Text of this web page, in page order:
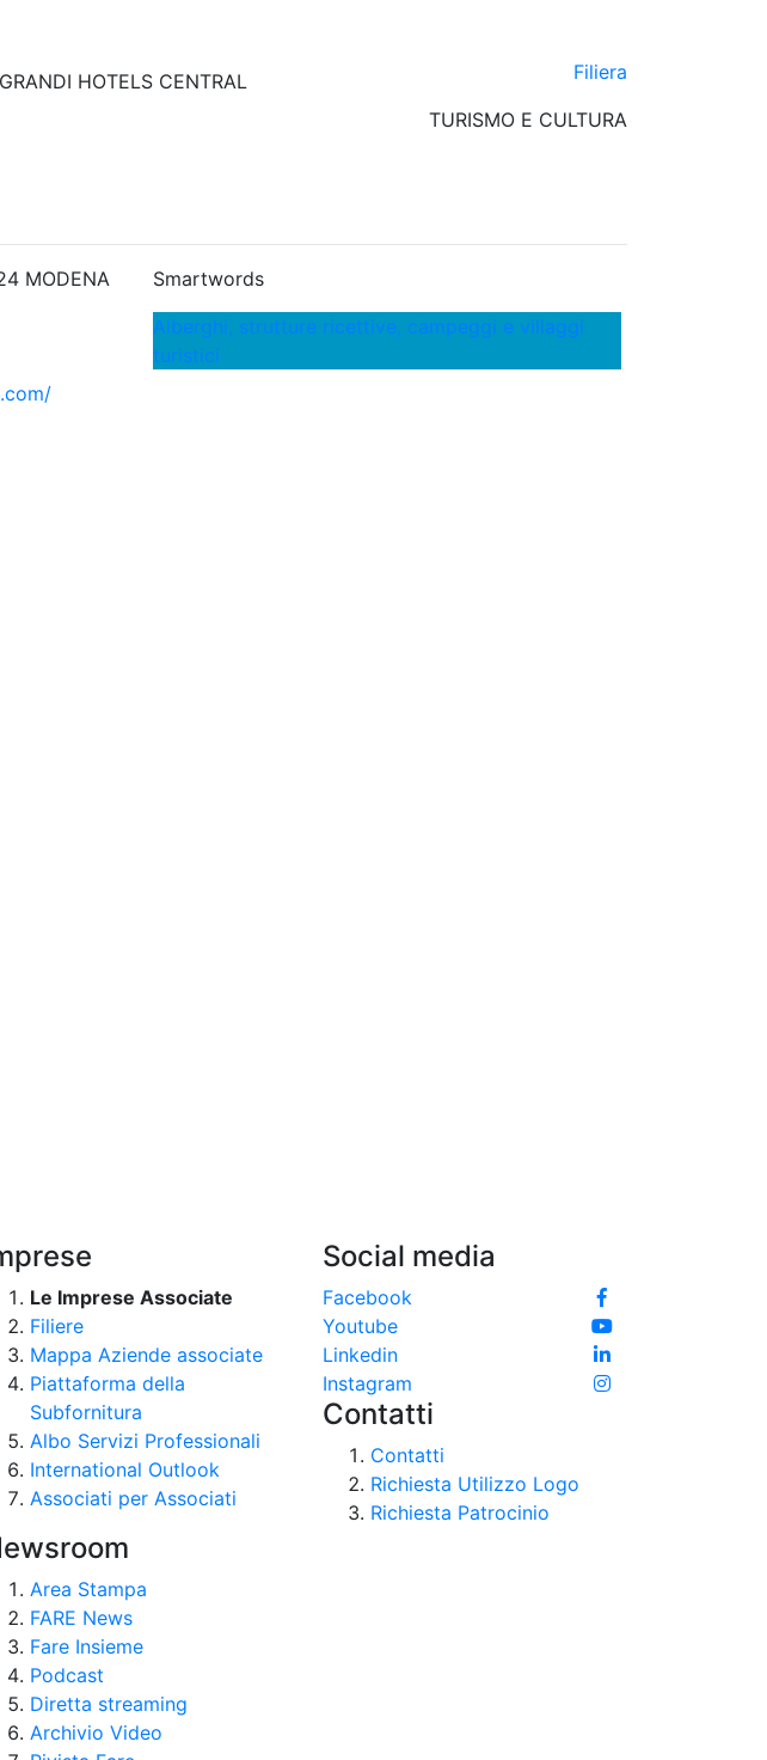
HOTELS CENTRAL
Filiera
TURISMO E CULTURA
MODENA
Smartwords
Alberghi, strutture ricettive, campeggi e villaggi
turistici
Le Imprese Associate
Filiere
Mappa Aziende associate
Piattaforma della
Subfornitura
Albo Servizi Professionali
International Outlook
Associati per Associati
Area Stampa
FARE News
Fare Insieme
Podcast
Diretta streaming
Archivio Video
Social media
Facebook
Youtube
Linkedin
Instagram
Contatti
Contatti
Richiesta Utilizzo Logo
Richiesta Patrocinio